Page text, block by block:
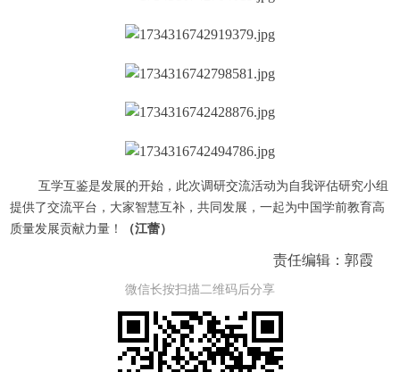
互学互鉴是发展的开始，此次调研交流活动为自我评估研究小组
提供了交流平台，大家智慧互补，共同发展，一起为中国学前教育高
质量发展贡献力量！
（江蕾）
责任编辑：郭霞
微信长按扫描二维码后分享